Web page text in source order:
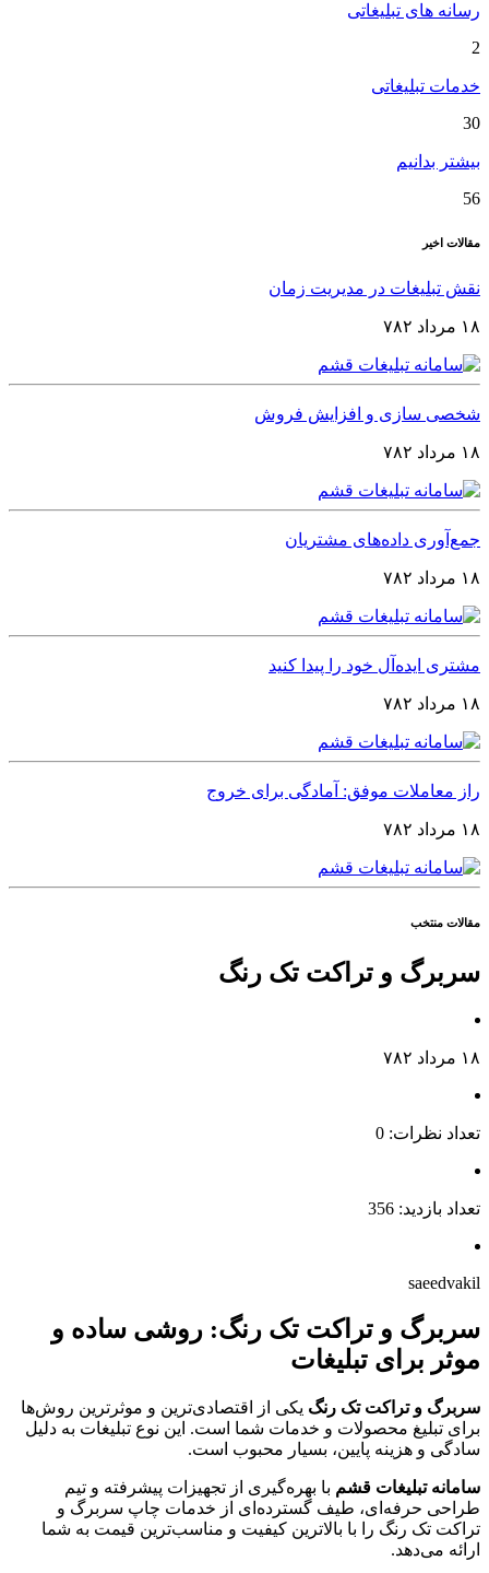
رسانه های تبلیغاتی
2
خدمات تبلیغاتی
30
بیشتر بدانیم
56
مقالات اخیر
نقش تبلیغات در مدیریت زمان
۱۸ مرداد ۷۸۲
شخصی‌ سازی و افزایش فروش
۱۸ مرداد ۷۸۲
جمع‌آوری داده‌های مشتریان
۱۸ مرداد ۷۸۲
مشتری ایده‌آل خود را پیدا کنید
۱۸ مرداد ۷۸۲
راز معاملات موفق: آمادگی برای خروج
۱۸ مرداد ۷۸۲
مقالات منتخب
سربرگ و تراکت تک رنگ
۱۸ مرداد ۷۸۲
تعداد نظرات: 0
تعداد بازدید: 356
saeedvakil
سربرگ و تراکت تک رنگ: روشی ساده و
موثر برای تبلیغات
سربرگ و تراکت تک رنگ یکی از اقتصادی‌ترین و موثرترین روش‌ها
برای تبلیغ محصولات و خدمات شما است. این نوع تبلیغات به دلیل
سادگی و هزینه پایین، بسیار محبوب است.
سامانه تبلیغات قشم با بهره‌گیری از تجهیزات پیشرفته و تیم
طراحی حرفه‌ای، طیف گسترده‌ای از خدمات چاپ سربرگ و
تراکت تک رنگ را با بالاترین کیفیت و مناسب‌ترین قیمت به شما
ارائه می‌دهد.